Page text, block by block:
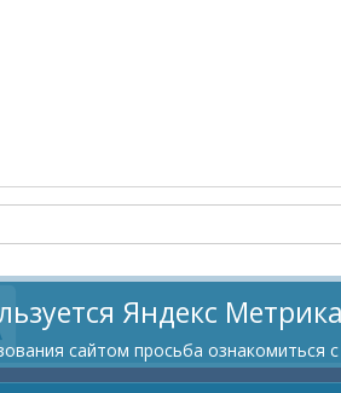
Яндекс Метрика
сайтом просьба ознакомиться